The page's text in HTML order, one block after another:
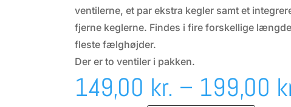
ventilerne, et par ekstra kegler samt et
fjerne keglerne. Findes i fire forskellige
fleste fælghøjder.
Der er to ventiler i pakken.
149,00 kr. – 199,00